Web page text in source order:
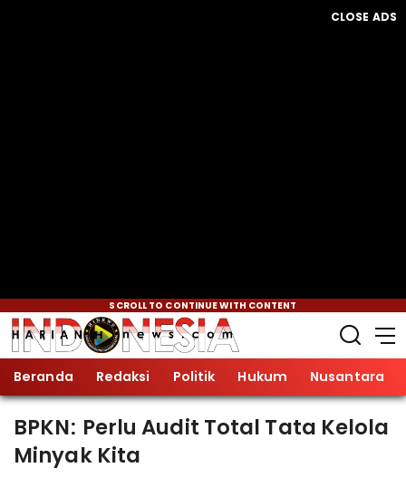
CLOSE ADS
SCROLL TO CONTINUE WITH CONTENT
Beranda Redaksi Politik Hukum Nusantara
BPKN: Perlu Audit Total Tata Kelola
Minyak Kita